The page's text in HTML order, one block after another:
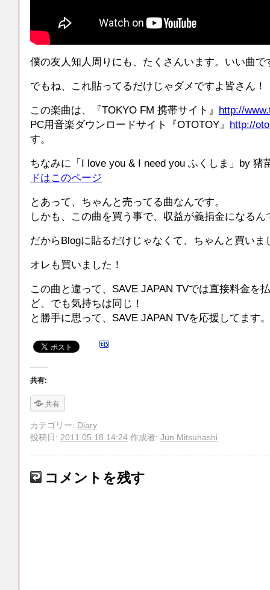
僕の友人知人周りにも、たくさんいます。いい曲
でもね、これ貼ってるだけじゃダメですよ皆さん！
この楽曲は、『TOKYO FM 携帯サイト』 http://
PC用音楽ダウンロードサイト『OTOTOY』 http://
す。
ちなみに「I love you & I need you ふくしま」by
ドはこのページ
とあって、ちゃんと売ってる曲なんです。
しかも、この曲を買う事で、収益が義捐金になるん
だからBlogに貼るだけじゃなくて、ちゃんと買いま
オレも買いました！
この曲と違って、SAVE JAPAN TVでは直接料金を
ど、でも気持ちは同じ！
と勝手に思って、SAVE JAPAN TVを応援してます。
共有:
共有
カテゴリー: Diary
投稿日: 2011.05.18 14:24 作成者: Jun Mitsuhashi
コメントを残す